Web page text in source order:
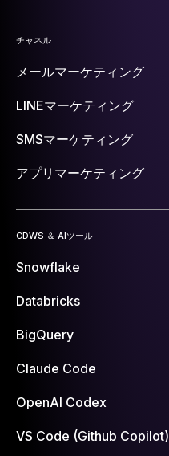
チャネル
メールマーケティング
LINEマーケティング
SMSマーケティング
アプリマーケティング
CDWS ＆ AIツール
Snowflake
Databricks
BigQuery
Claude Code
OpenAI Codex
VS Code (Github Copilot)